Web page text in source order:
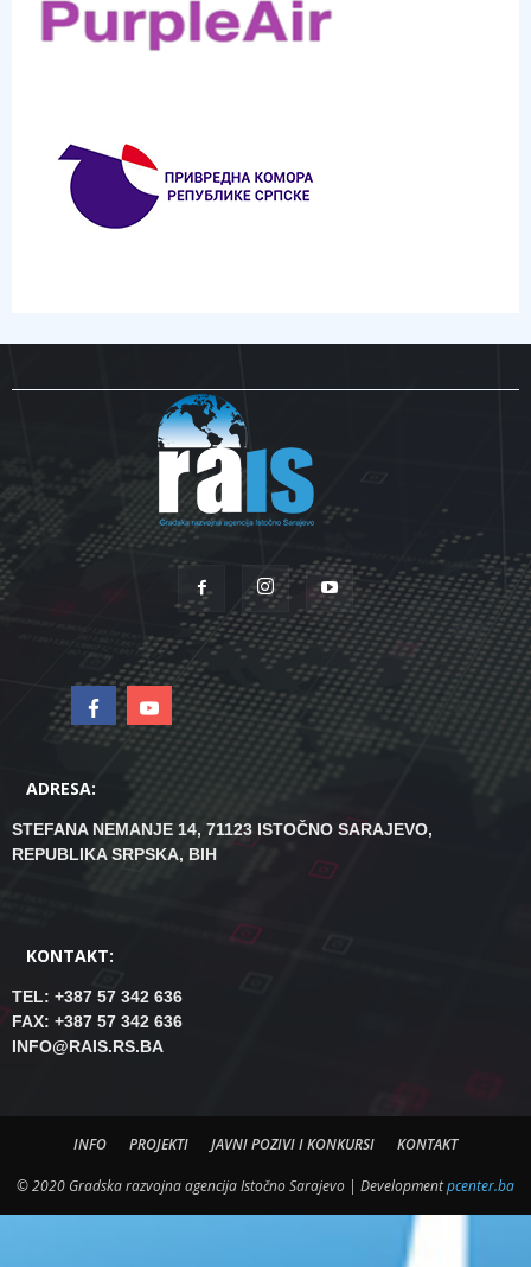
ADRESA:
STEFANA NEMANJE 14, 71123 ISTOČNO SARAJEVO,
REPUBLIKA SRPSKA, BIH
KONTAKT:
TEL: +387 57 342 636
FAX: +387 57 342 636
INFO@RAIS.RS.BA
INFO PROJEKTI JAVNI POZIVI I KONKURSI KONTAKT
© 2020 Gradska razvojna agencija Istočno Sarajevo | Developmentpcenter.ba